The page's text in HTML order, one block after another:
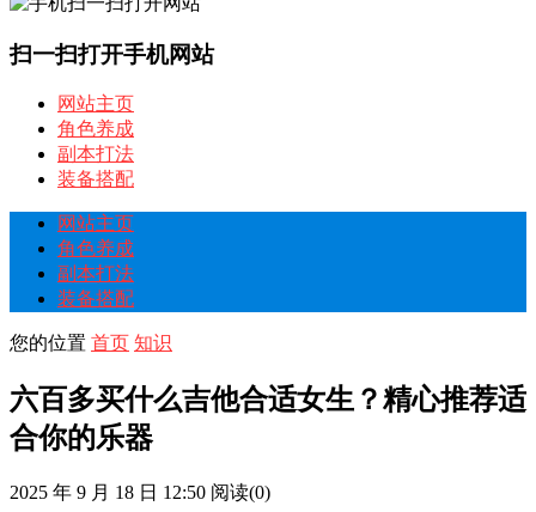
扫一扫打开手机网站
网站主页
角色养成
副本打法
装备搭配
网站主页
角色养成
副本打法
装备搭配
您的位置 首页 知识
六百多买什么吉他合适女生？精心推荐适
合你的乐器
2025 年 9 月 18 日 12:50 阅读(0)